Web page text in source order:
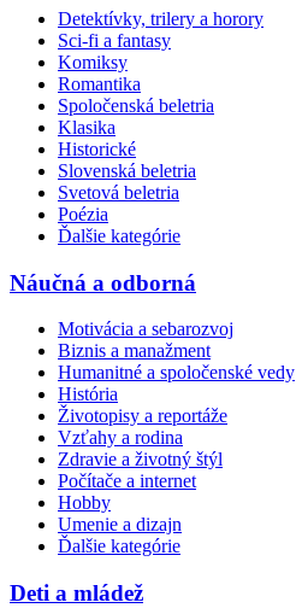
Detektívky, trilery a horory
Sci-fi a fantasy
Komiksy
Romantika
Spoločenská beletria
Klasika
Historické
Slovenská beletria
Svetová beletria
Poézia
Ďalšie kategórie
Náučná a odborná
Motivácia a sebarozvoj
Biznis a manažment
Humanitné a spoločenské vedy
História
Životopisy a reportáže
Vzťahy a rodina
Zdravie a životný štýl
Počítače a internet
Hobby
Umenie a dizajn
Ďalšie kategórie
Deti a mládež